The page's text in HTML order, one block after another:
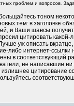
проблем и вопросов.
тоном
тем: в заголовке
и Ваши шансы
цитировать
уж описать
либо интернет-
в соответствующий
не написавшие
цитирование